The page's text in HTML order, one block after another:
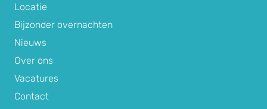
Locatie
Bijzonder overnachten
Nieuws
Over ons
Vacatures
Contact